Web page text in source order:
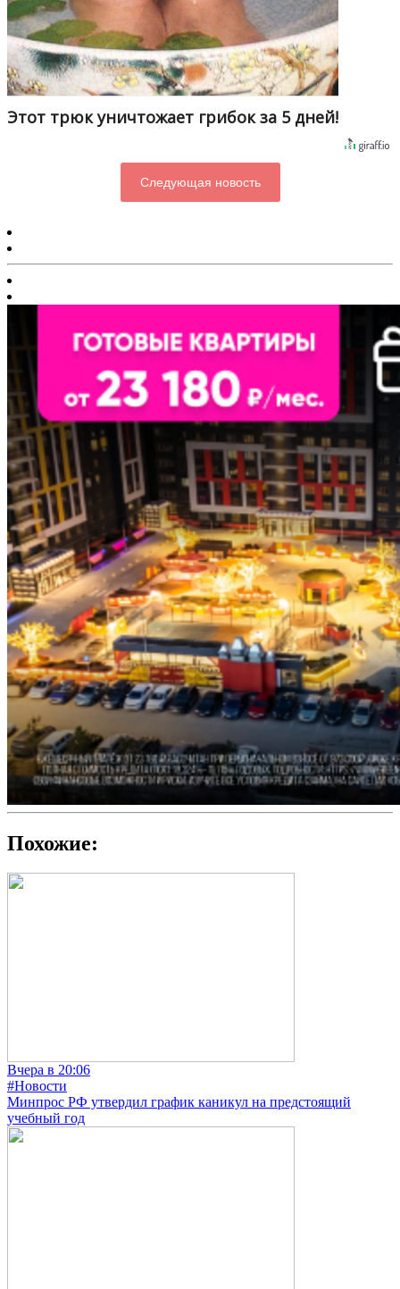
Этот трюк уничтожает грибок за 5 дней!
Следующая новость
Похожие:
Вчера в 20:06
#Новости
Минпрос РФ утвердил график каникул на предстоящий
учебный год